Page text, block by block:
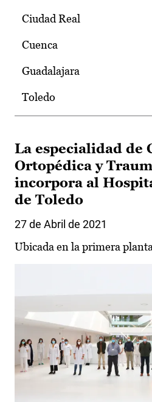
Ciudad Real
Cuenca
Guadalajara
Toledo
La especialidad de
Ortopédica y
incorpora al
de Toledo
27 de Abril de 2021
Ubicada en la primera